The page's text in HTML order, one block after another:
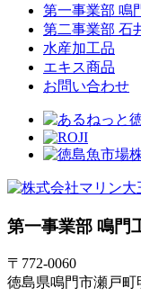
第一事業部 鳴
第二事業部 石
水産加工品
エキス商品
お問い合わせ
第一事業部 鳴門
〒772-0060
徳島県鳴門市瀬戸町